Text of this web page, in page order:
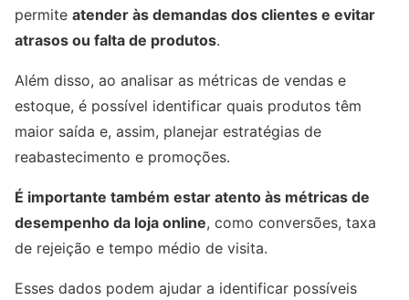
permite atender às demandas dos clientes e evitar
atrasos ou falta de produtos.
Além disso, ao analisar as métricas de vendas e
estoque, é possível identificar quais produtos têm
maior saída e, assim, planejar estratégias de
reabastecimento e promoções.
É importante também estar atento às métricas de
desempenho da loja online, como conversões, taxa
de rejeição e tempo médio de visita.
Esses dados podem ajudar a identificar possíveis